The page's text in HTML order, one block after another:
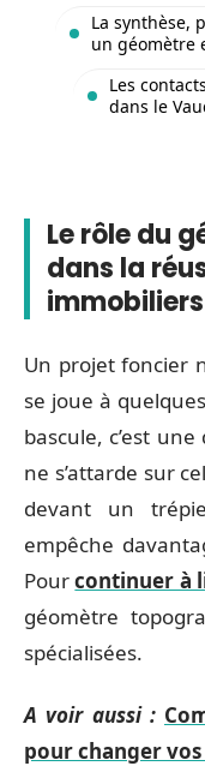
La synthèse,
un géomètre
Les
dans le
Le rôle du
dans la
Un projet foncier
se joue à
bascule, c’est
ne s’attarde sur
devant un
empêche
Pourcontinuer à
géomètre
spécialisées.
A voir aussi :
pour changer